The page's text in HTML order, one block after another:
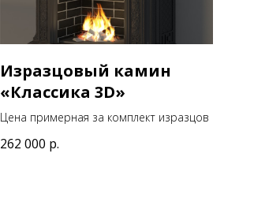
Изразцовый камин
«Классика 3D»
Цена примерная за комплект изразцов
262 000 р.